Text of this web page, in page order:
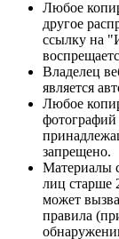
Любое
другое
ссылку на
Владелец
является
Любое
фотографий
запрещено.
Материалы
лиц старше
может
правила